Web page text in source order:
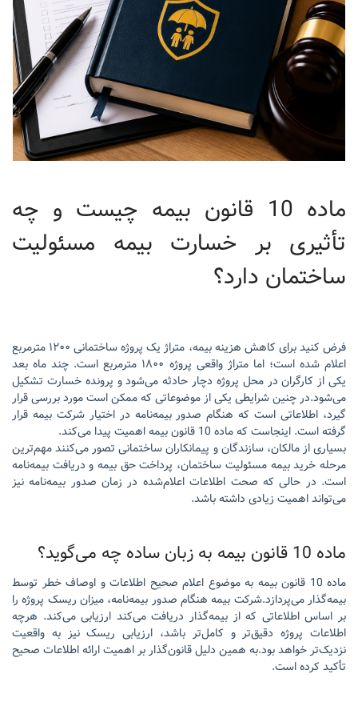
ماده 10 قانون بیمه چیست و چه
تأثیری بر خسارت بیمه مسئولیت
ساختمان دارد؟
فرض کنید برای کاهش هزینه بیمه، متراژ یک پروژه ساختمانی ۱۲۰۰ مترمربع
اعلام شده است؛ اما متراژ واقعی پروژه ۱۸۰۰ مترمربع است. چند ماه بعد
یکی از کارگران در محل پروژه دچار حادثه می‌شود و پرونده خسارت تشکیل
می‌شود.در چنین شرایطی یکی از موضوعاتی که ممکن است مورد بررسی قرار
گیرد، اطلاعاتی است که هنگام صدور بیمه‌نامه در اختیار شرکت بیمه قرار
گرفته است. اینجاست که ماده 10 قانون بیمه اهمیت پیدا می‌کند.
بسیاری از مالکان، سازندگان و پیمانکاران ساختمانی تصور می‌کنند مهم‌ترین
مرحله خرید بیمه مسئولیت ساختمان، پرداخت حق بیمه و دریافت بیمه‌نامه
است. در حالی که صحت اطلاعات اعلام‌شده در زمان صدور بیمه‌نامه نیز
می‌تواند اهمیت زیادی داشته باشد.
ماده 10 قانون بیمه به زبان ساده چه می‌گوید؟
ماده 10 قانون بیمه به موضوع اعلام صحیح اطلاعات و اوصاف خطر توسط
بیمه‌گذار می‌پردازد.شرکت بیمه هنگام صدور بیمه‌نامه، میزان ریسک پروژه را
بر اساس اطلاعاتی که از بیمه‌گذار دریافت می‌کند ارزیابی می‌کند. هرچه
اطلاعات پروژه دقیق‌تر و کامل‌تر باشد، ارزیابی ریسک نیز به واقعیت
نزدیک‌تر خواهد بود.به همین دلیل قانون‌گذار بر اهمیت ارائه اطلاعات صحیح
تأکید کرده است.